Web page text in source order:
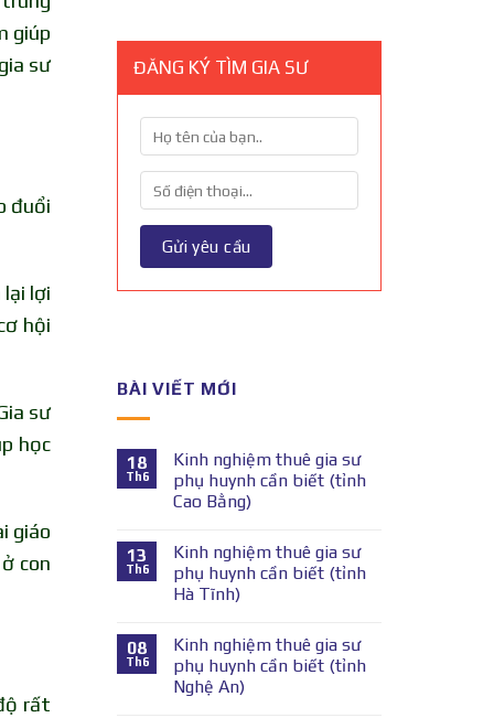
giúp
sư
đuổi
lợi
hội
sư
học
giáo
con
rất
ĐĂNG KÝ TÌM GIA SƯ
BÀI VIẾT MỚI
18
Th6
Kinh nghiệm thuê gia sư
phụ huynh cần biết (tỉnh
Cao Bằng)
13
Th6
Kinh nghiệm thuê gia sư
phụ huynh cần biết (tỉnh
Hà Tĩnh)
08
Th6
Kinh nghiệm thuê gia sư
phụ huynh cần biết (tỉnh
Nghệ An)